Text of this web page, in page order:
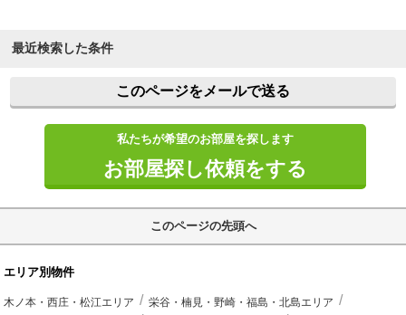
最近検索した条件
このページをメールで送る
私たちが希望のお部屋を探します
お部屋探し依頼をする
このページの先頭へ
エリア別物件
木ノ本・西庄・松江エリア
栄谷・楠見・野崎・福島・北島エリア